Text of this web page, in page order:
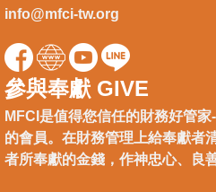
info@mfci-tw.org
參與奉獻 GIVE
MFCI是值得您信任的財務好管
的會員。在財務管理上給奉獻者
者所奉獻的金錢，作神忠心、良